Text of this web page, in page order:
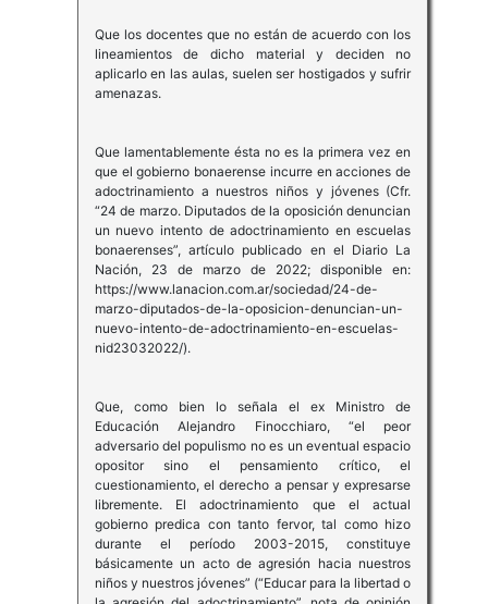
Que los docentes que no están de acuerdo con los
lineamientos de dicho material y deciden no
aplicarlo en las aulas, suelen ser hostigados y sufrir
amenazas.
Que lamentablemente ésta no es la primera vez en
que el gobierno bonaerense incurre en acciones de
adoctrinamiento a nuestros niños y jóvenes (Cfr.
“24 de marzo. Diputados de la oposición denuncian
un nuevo intento de adoctrinamiento en escuelas
bonaerenses”, artículo publicado en el Diario La
Nación, 23 de marzo de 2022; disponible en:
https://www.lanacion.com.ar/sociedad/24-de-
marzo-diputados-de-la-oposicion-denuncian-un-
nuevo-intento-de-adoctrinamiento-en-escuelas-
nid23032022/).
Que, como bien lo señala el ex Ministro de
Educación Alejandro Finocchiaro, “el peor
adversario del populismo no es un eventual espacio
opositor sino el pensamiento crítico, el
cuestionamiento, el derecho a pensar y expresarse
libremente. El adoctrinamiento que el actual
gobierno predica con tanto fervor, tal como hizo
durante el período 2003-2015, constituye
básicamente un acto de agresión hacia nuestros
niños y nuestros jóvenes” (“Educar para la libertad o